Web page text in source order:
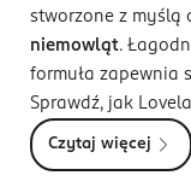
stworzone z myślą
niemowląt.
formuła zapewnia
Sprawdź, jak Lovela
Czytaj więcej